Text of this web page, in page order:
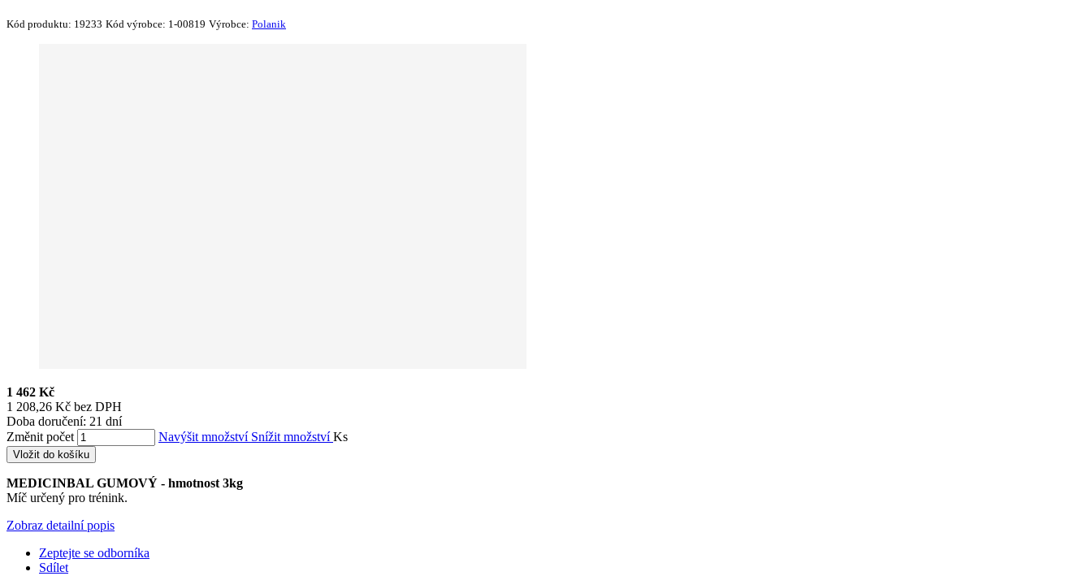
Kód produktu: 19233 Kód výrobce: 1-00819 Výrobce: Polanik
1 462 Kč
1 208,26 Kč bez DPH
Doba doručení: 21 dní
Změnit počet
Navýšit množství Snížit množstvíKs
Vložit do košíku
MEDICINBAL GUMOVÝ - hmotnost 3kg
Míč určený pro trénink.
Zobraz detailní popis
Zeptejte se odborníka
Sdílet